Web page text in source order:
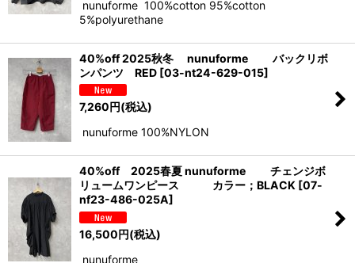
nunuforme 100%cotton 95%cotton
5%polyurethane
40%off 2025秋冬 nunuforme バックリボ
ンパンツ RED [03-nt24-629-015]
7,260円(税込)
nunuforme 100%NYLON
40%off 2025春夏 nunuforme チェンジボ
リュームワンピース カラー；BLACK [07-
nf23-486-025A]
16,500円(税込)
nunuforme